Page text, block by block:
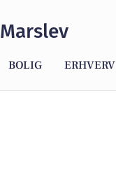
Marslev
BOLIG ERHVERV